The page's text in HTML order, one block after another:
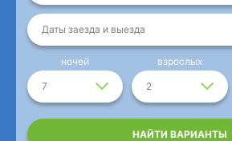
Даты заезда и выезда
7
ночей
2
взрослых
НАЙТИ ВАРИАНТЫ